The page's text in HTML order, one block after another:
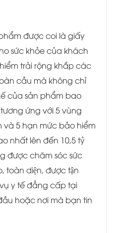
được coi là giấy
sức khỏe của khách
trải rộng khắp các
cầu mà không chỉ
của sản phẩm bao
ứng với 5 vùng
5 hạn mức bảo hiểm
nhất lên đến 10,5 tỷ
được chăm sóc sức
toàn diện, được tận
y tế đẳng cấp tại
hoặc nơi mà bạn tin